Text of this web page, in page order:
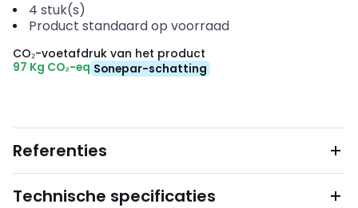
4 stuk(s)
Product standaard op voorraad
CO₂-voetafdruk van het product
97 Kg CO₂-eq Sonepar-schatting
Referenties
Technische specificaties